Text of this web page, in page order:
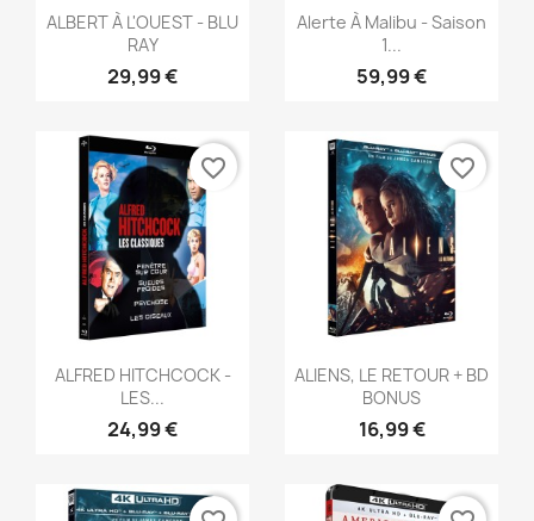
Aperçu rapide
ALBERT À L'OUEST - BLU
RAY
29,99 €
Aperçu rapide
Alerte À Malibu - Saison
1...
59,99 €
Aperçu rapide
ALFRED HITCHCOCK -
LES...
24,99 €
favorite_border
Aperçu rapide
ALIENS, LE RETOUR + BD
BONUS
16,99 €
favorite_border